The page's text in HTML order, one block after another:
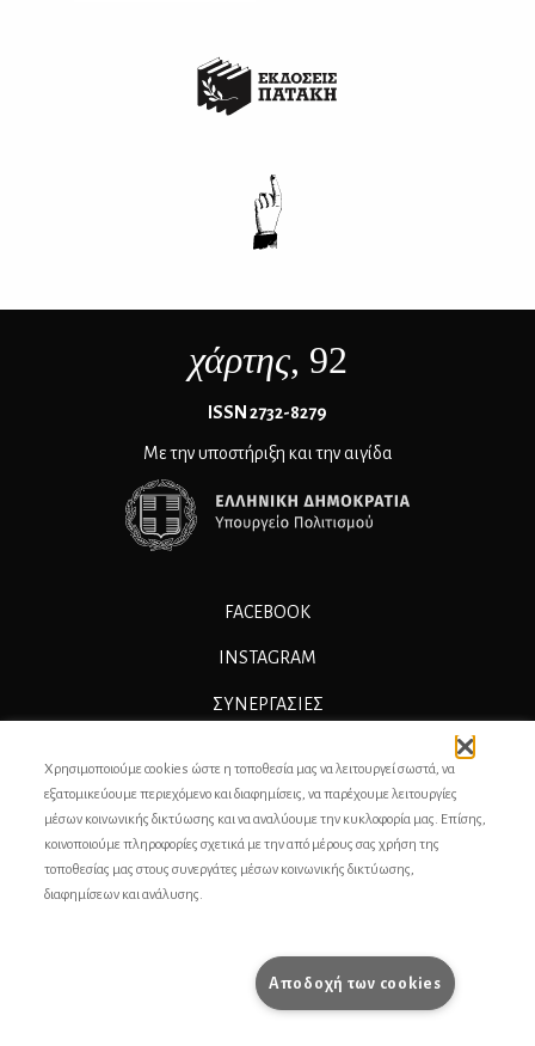
χάρτης, 92
ΙSSN 2732-8279
Με την υποστήριξη και την αιγίδα
FACEBOOK
INSTAGRAM
ΣΥΝΕΡΓΑΣΊΕΣ
ΕΠΙΚΟΙΝΩΝΙΑ
ΣΥΝΤΕΛΕΣΤΕΣ
ΟΡΟΙ ΧΡΗΣΗΣ
Χρησιμοποιούμε cookies ώστε η τοποθεσία μας να λειτουργεί σωστά, να
εξατομικεύουμε περιεχόμενο και διαφημίσεις, να παρέχουμε λειτουργίες
μέσων κοινωνικής δικτύωσης και να αναλύουμε την κυκλοφορία μας. Επίσης,
κοινοποιούμε πληροφορίες σχετικά με την από μέρους σας χρήση της
τοποθεσίας μας στους συνεργάτες μέσων κοινωνικής δικτύωσης,
διαφημίσεων και ανάλυσης.
Αποδοχή των cookies